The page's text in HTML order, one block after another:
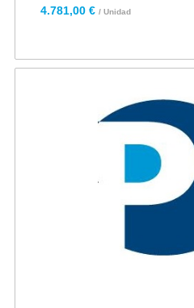
4.781,00 € / Unidad